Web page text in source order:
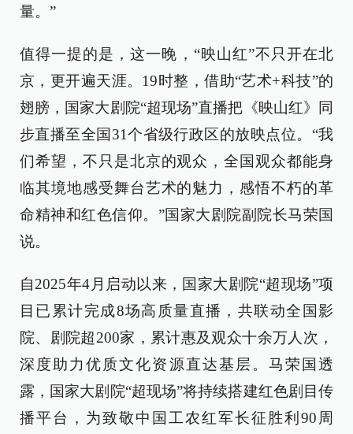
量。”
值得一提的是，这一晚，“映山红”不只开在北
京，更开遍天涯。19时整，借助“艺术+科技”的
翅膀，国家大剧院“超现场”直播把《映山红》同
步直播至全国31个省级行政区的放映点位。“我
们希望，不只是北京的观众，全国观众都能身
临其境地感受舞台艺术的魅力，感悟不朽的革
命精神和红色信仰。”国家大剧院副院长马荣国
说。
自2025年4月启动以来，国家大剧院“超现场”项
目已累计完成8场高质量直播，共联动全国影
院、剧院超200家，累计惠及观众十余万人次，
深度助力优质文化资源直达基层。马荣国透
露，国家大剧院“超现场”将持续搭建红色剧目传
播平台，为致敬中国工农红军长征胜利90周